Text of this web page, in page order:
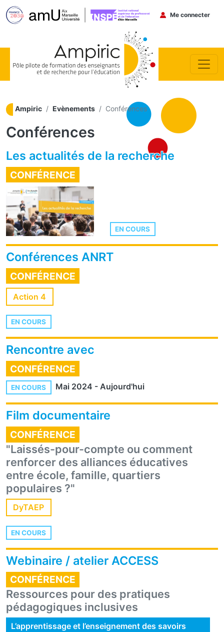
Menu du
Me connecter
Ampiric Evènements Conférences
Conférences
Les actualités de la recherche
CONFÉRENCE
EN COURS
Conférences ANRT
CONFÉRENCE
Action 4
EN COURS
Rencontre avec
CONFÉRENCE
EN COURS Mai 2024 - Aujourd'hui
Film documentaire
CONFÉRENCE
"Laissés-pour-compte ou comment
renforcer des alliances éducatives
entre école, famille, quartiers
populaires ?"
DyTAEP
EN COURS
Webinaire / atelier ACCESS
CONFÉRENCE
Ressources pour des pratiques
pédagogiques inclusives
L’apprentissage et l’enseignement des savoirs